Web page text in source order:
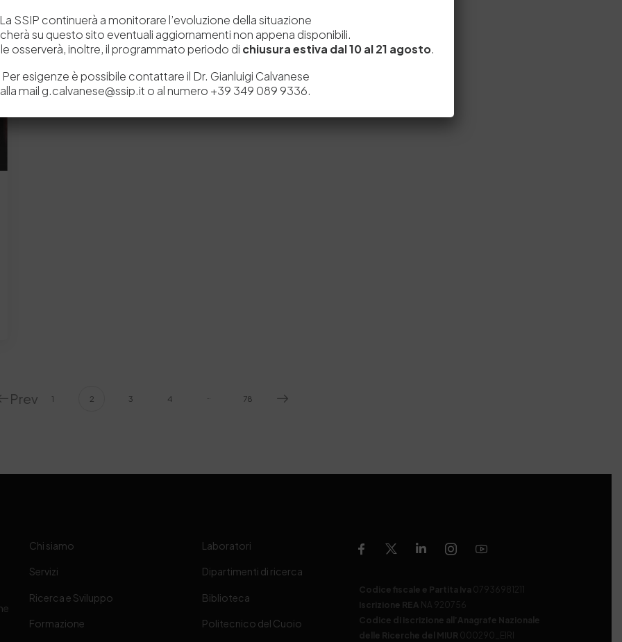
Prev 1 2 3 4 78
Chi siamo
Servizi
Ricerca e Sviluppo
Formazione
Laboratori
Dipartimenti di ricerca
Biblioteca
Politecnico del Cuoio
Codice fiscale e Partita Iva 07936981211
Iscrizione REA NA 920756
Codice di iscrizione all’Anagrafe Nazionale
delle Ricerche del MIUR 000290_EIRI
La SSIP continuerà a monitorare l’evoluzione della situazione
su questo sito eventuali aggiornamenti non appena disponibili.
osserverà, inoltre, il programmato periodo di chiusura estiva dal 10 al 21 agosto.
Per esigenze è possibile contattare il Dr. Gianluigi Calvanese
alla mail g.calvanese@ssip.it o al numero +39 349 089 9336.